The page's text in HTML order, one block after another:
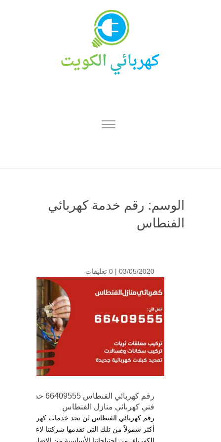
الوسم: رقم خدمة كهربائي
الفنطاس
03/05/2020 | 0 تعليقات
رقم كهربائي الفنطاس 66409555 خدمة
فني كهربائي منازل الفنطاس
رقم كهربائي الفنطاس لن تجد خدمات كهربائية
أكثر شمولاً من تلك التي تقدمها شركتنا لاعمال